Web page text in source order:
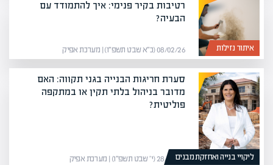
איתור נזילות
רטיבות בקיר פנימי: איך להתמודד עם
הבעיה?
08/02/26 (כ״א שבט תשפ״ו) | מערכת אפיק
ליקויי בנייה ואחזקת מבנים
סערת חריגות הבנייה בגני תקווה: האם
מדובר בניהול בלתי תקין או במתקפה
פוליטית?
28/01/26 (י׳ שבט תשפ״ו) | מערכת אפיק